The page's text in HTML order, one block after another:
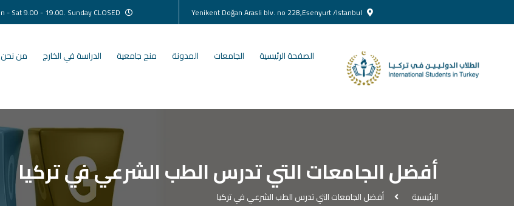
الصفحة الرئيسية الجامعات المدونة منح جامعية الدراسة في الخارج من نحن
أفضل الجامعات التي تدرس الطب الشرعي في تركيا
الرئيسية أفضل الجامعات التي تدرس الطب الشرعي في تركيا